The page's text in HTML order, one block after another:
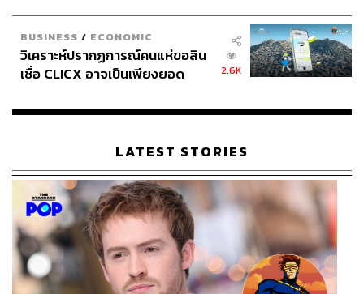
วิทยากร เข้ามาช่วยดูแลนักศึกษาในบางเรื่อง หรือเข้ามาช่วย
เสนอในเรื่องของสถานที่ฝึกงานให้กับเด็ก ก็เป็นเรื่องที่หลาย
ฝ่ายเข้ามาช่วยกันพัฒนามหาวิทยาลัยเป็นเรื่องที่ดี และด้วย
แล้วเมื่อมหาวิทยาลัยเห็นประชาชนมีปัญหา เราก้าวเข้าไป
ซื่อสัตย์ และทำงานเพื่อสังคมจริงๆ
BUSINESS / ECONOMIC
วิเคราะห์ปรากฏการณ์คนแห่ขอสิน
เชื่อ CLICX อาจเป็นเพียงยอด
เรือนไทยที่ถูกซุกไว้
2.6K
LATEST STORIES